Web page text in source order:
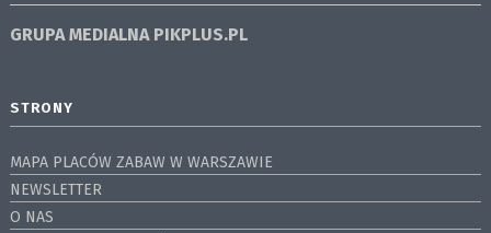
GRUPA MEDIALNA PIKPLUS.PL
STRONY
MAPA PLACÓW ZABAW W WARSZAWIE
NEWSLETTER
O NAS